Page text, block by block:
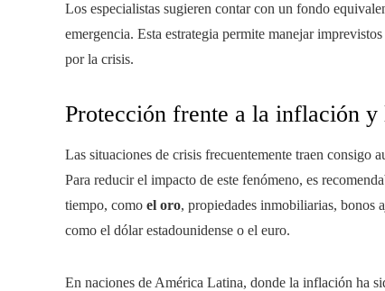
Los especialistas sugieren contar con un fondo
emergencia. Esta estrategia permite manejar
por la crisis.
Protección frente a la inflación y
Las situaciones de crisis frecuentemente traen consigo
Para reducir el impacto de este fenómeno, es
tiempo, como el oro, propiedades inmobiliarias, bonos
como el dólar estadounidense o el euro.
En naciones de América Latina, donde la inflación ha